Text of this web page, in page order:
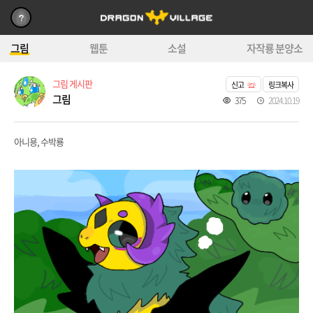
그림 웹툰 소설 자작룡 분양소
그림 게시판
그림
신고 링크복사
375 2024.10.19
아니용, 수박룡